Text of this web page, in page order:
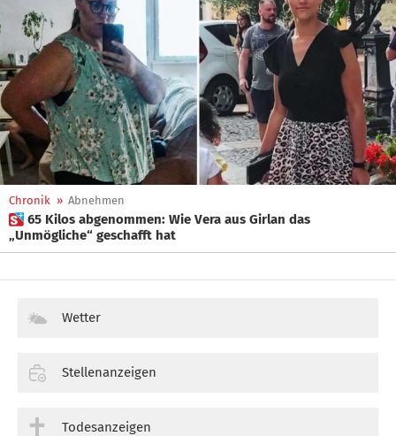
Chronik » Abnehmen
 65 Kilos abgenommen: Wie Vera aus Girlan das
„Unmögliche“ geschafft hat
Wetter
Stellenanzeigen
Todesanzeigen